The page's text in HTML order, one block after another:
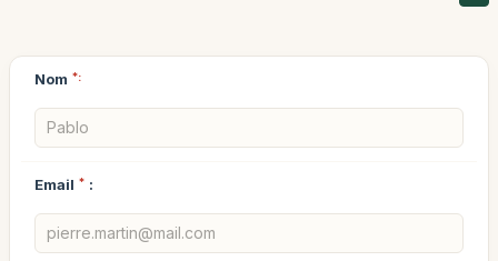
Nom *:
Email * :